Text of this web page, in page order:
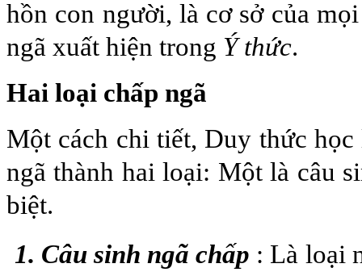
hồn con người, là cơ sở của
ngã xuất hiện trong Ý thức.
Hai loại chấp ngã
Một cách chi tiết, Duy thức học
ngã thành hai loại: Một là câu
biệt.
1. Câu sinh ngã chấp : Là loại